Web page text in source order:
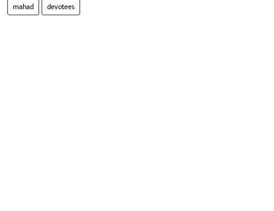
mahad
devotees